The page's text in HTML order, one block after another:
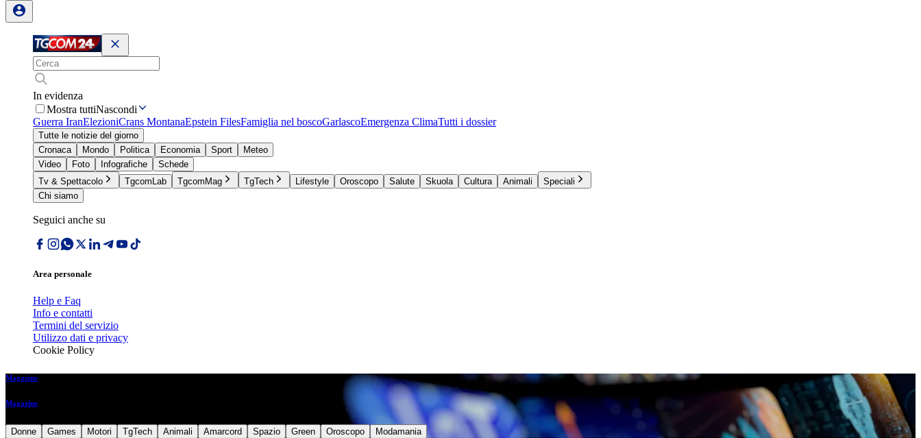
In evidenza
Mostra tuttiNascondi
Guerra IranElezioniCrans MontanaEpstein FilesFamiglia nel boscoGarlascoEmergenza ClimaTutti i dossier
Tutte le notizie del giorno
Cronaca
Mondo Politica Economia Sport
Meteo
Video
Foto Infografiche
Schede
Tv & Spettacolo
TgcomLab TgcomMag TgTech Lifestyle Oroscopo Salute Skuola Cultura Animali
Speciali
Chi siamo
Seguici anche su
Area personale
Help e Faq
Info e contatti
Termini del servizio
Utilizzo dati e privacy
Cookie Policy
Magazine
Magazine
Donne Games Motori TgTech Animali Amarcord Spazio Green Oroscopo Modamania